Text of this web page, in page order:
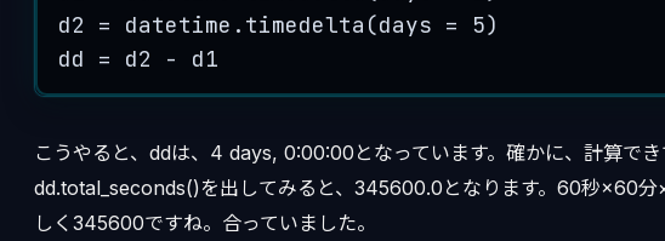
d2 = datetime. timedelta (days = 5)
dd = d2 - d1
こうやると、ddは、4 days, 0:00:00となっています。確かに、計算でき
dd.total_seconds()を出してみると、345600.0となります。60秒×60
しく345600ですね。合っていました。